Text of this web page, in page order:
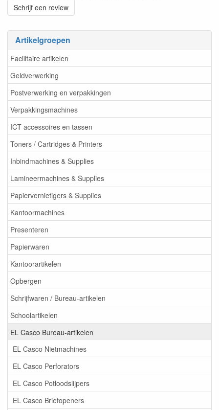
Artikelgroepen
Facilitaire artikelen
Geldverwerking
Postverwerking en verpakkingen
Verpakkingsmachines
ICT accessoires en tassen
Toners / Cartridges & Printers
Inbindmachines & Supplies
Lamineermachines & Supplies
Papiervernietigers & Supplies
Kantoormachines
Presenteren
Papierwaren
Kantoorartikelen
Opbergen
Schrijfwaren / Bureau-artikelen
Schoolartikelen
EL Casco Bureau-artikelen
EL Casco Nietmachines
EL Casco Perforators
EL Casco Potloodslijpers
EL Casco Briefopeners
Schrijf een review